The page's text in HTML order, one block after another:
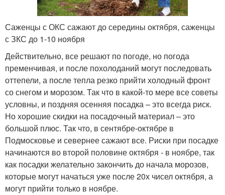
Саженцы с ОКС сажают до середины октября, саженцы
с ЗКС до 1-10 ноября
Действительно, все решают по погоде, но погода
пременчивая, и после похолоданий могут последовать
оттепели, а после тепла резко прийти холодный фронт
со снегом и морозом. Так что в какой-то мере все советы
условны, и поздняя осенняя посадка – это всегда риск.
Но хорошие скидки на посадочный материал – это
большой плюс. Так что, в сентябре-октябре в
Подмосковье и севернее сажают все. Риски при посадке
начинаются во второй половине октября - в ноябре, так
как посадки желательно закончить до начала морозов,
которые могут начаться уже после 20х чисел октября, а
могут прийти только в ноябре.